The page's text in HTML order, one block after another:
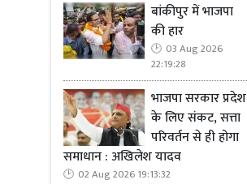
बांकीपुर में भाजपा
की हार
03 Aug 2026
22:19:28
भाजपा सरकार प्रदेश
के लिए संकट, सत्ता
परिवर्तन से ही होगा
समाधान : अखिलेश यादव
02 Aug 2026 19:13:32